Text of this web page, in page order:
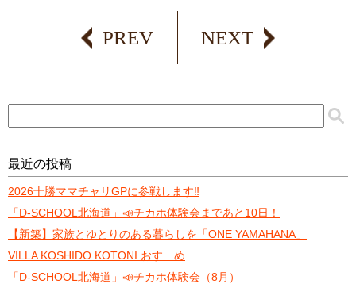
PREV NEXT
最近の投稿
2026十勝ママチャリGPに参戦します‼️
「D-SCHOOL北海道」📣チカホ体験会まであと10日！
【新築】家族とゆとりのある暮らしを「ONE YAMAHANA」
VILLA KOSHIDO KOTONI おすゝめ
「D-SCHOOL北海道」📣チカホ体験会（8月）